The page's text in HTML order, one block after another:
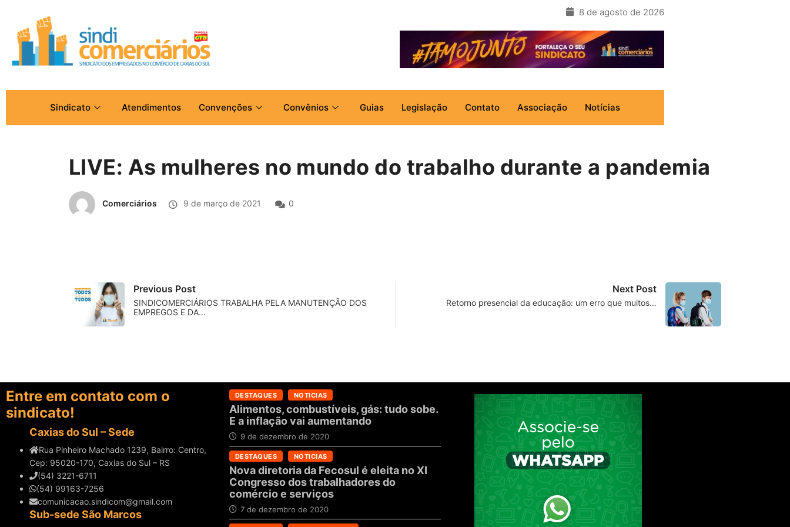
8 de agosto de 2026
Sindicato Atendimentos Convenções Convênios Guias Legislação Contato Associação Notícias
LIVE: As mulheres no mundo do trabalho durante a pandemia
Comerciários 9 de março de 2021 0
Previous Post
SINDICOMERCIÁRIOS TRABALHA PELA MANUTENÇÃO DOS
EMPREGOS E DA…
Next Post
Retorno presencial da educação: um erro que muitos…
Entre em contato com o
sindicato!
Caxias do Sul – Sede
Rua Pinheiro Machado 1239, Bairro: Centro,
Cep: 95020-170, Caxias do Sul – RS
(54) 3221-6711
(54) 99163-7256
comunicacao.sindicom@gmail.com
Sub-sede São Marcos
DESTAQUES NOTICIAS
Alimentos, combustíveis, gás: tudo sobe.
E a inflação vai aumentando
9 de dezembro de 2020
DESTAQUES NOTICIAS
Nova diretoria da Fecosul é eleita no XI
Congresso dos trabalhadores do
comércio e serviços
7 de dezembro de 2020